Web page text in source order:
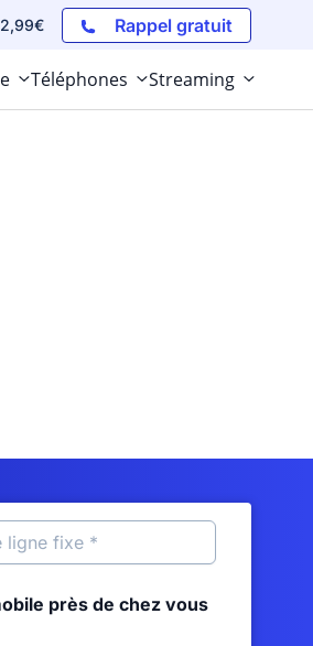
Rappel gratuit
Téléphones Streaming
près de chez vous